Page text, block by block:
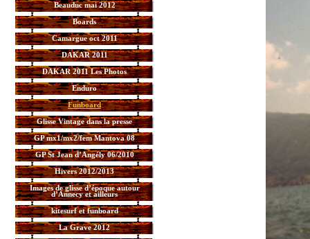
Beauduc mai 2012
Boards
Camargue oct 2011
DAKAR 2011
DAKAR 2011 Les Photos
Enduro
Funboard
Glisse Vintage dans la presse
GP mx1/mx2/fem Mantova 08
GP St Jean d’Angély 06/2010
Hivers 2012/2013
Images de glisse d’époque autour
d’Annecy et ailleurs
kitesurf et funboard
La Grave 2012